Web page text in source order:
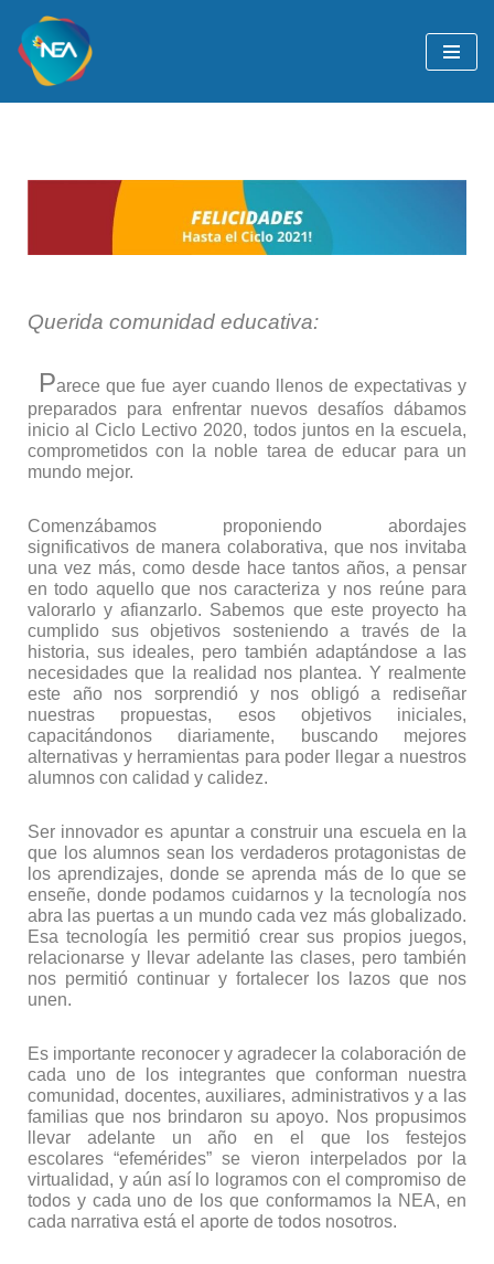
Ir
Querida comunidad educativa:
Parece que fue ayer cuando llenos de expectativas y
preparados para enfrentar nuevos desafíos dábamos
inicio al Ciclo Lectivo 2020, todos juntos en la escuela,
comprometidos con la noble tarea de educar para un
mundo mejor.
Comenzábamos proponiendo abordajes
significativos de manera colaborativa, que nos invitaba
una vez más, como desde hace tantos años, a pensar
en todo aquello que nos caracteriza y nos reúne para
valorarlo y afianzarlo. Sabemos que este proyecto ha
cumplido sus objetivos sosteniendo a través de la
historia, sus ideales, pero también adaptándose a las
necesidades que la realidad nos plantea. Y realmente
este año nos sorprendió y nos obligó a rediseñar
nuestras propuestas, esos objetivos iniciales,
capacitándonos diariamente, buscando mejores
alternativas y herramientas para poder llegar a nuestros
alumnos con calidad y calidez.
Ser innovador es apuntar a construir una escuela en la
que los alumnos sean los verdaderos protagonistas de
los aprendizajes, donde se aprenda más de lo que se
enseñe, donde podamos cuidarnos y la tecnología nos
abra las puertas a un mundo cada vez más globalizado.
Esa tecnología les permitió crear sus propios juegos,
relacionarse y llevar adelante las clases, pero también
nos permitió continuar y fortalecer los lazos que nos
unen.
Es importante reconocer y agradecer la colaboración de
cada uno de los integrantes que conforman nuestra
comunidad, docentes, auxiliares, administrativos y a las
familias que nos brindaron su apoyo. Nos propusimos
llevar adelante un año en el que los festejos
escolares “efemérides” se vieron interpelados por la
virtualidad, y aún así lo logramos con el compromiso de
todos y cada uno de los que conformamos la NEA, en
cada narrativa está el aporte de todos nosotros.